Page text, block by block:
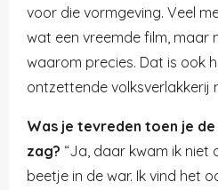
voor die vormgeving. Veel
wat een vreemde film, maar
waarom precies. Dat is ook
ontzettende volksverlakkerij
Was je tevreden toen je
zag? “Ja, daar kwam ik niet
beetje in de war. Ik vind het